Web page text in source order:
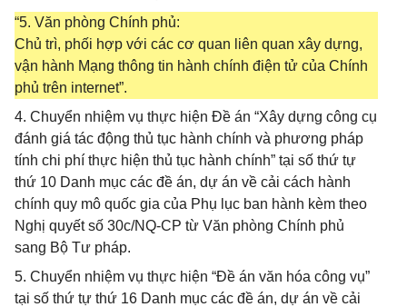
“5. Văn phòng Chính phủ:
Chủ trì, phối hợp với các cơ quan liên quan xây dựng,
vận hành Mạng thông tin hành chính điện tử của Chính
phủ trên internet”.
4. Chuyển nhiệm vụ thực hiện Đề án “Xây dựng công cụ
đánh giá tác động thủ tục hành chính và phương pháp
tính chi phí thực hiện thủ tục hành chính” tại số thứ tự
thứ 10 Danh mục các đề án, dự án về cải cách hành
chính quy mô quốc gia của Phụ lục ban hành kèm theo
Nghị quyết số 30c/NQ-CP từ Văn phòng Chính phủ
sang Bộ Tư pháp.
5. Chuyển nhiệm vụ thực hiện “Đề án văn hóa công vụ”
tại số thứ tự thứ 16 Danh mục các đề án, dự án về cải